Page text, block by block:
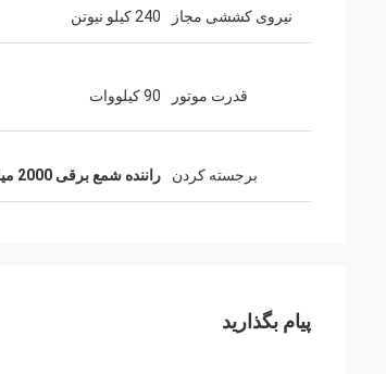
نیروی کششی مجاز 240 کیلو نیوتن
قدرت موتور 90 کیلووات
برجسته کردن راننده شمع برقی 2000 میلی متر
پیام بگذارید